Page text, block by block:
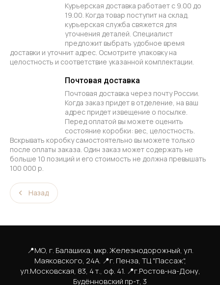
Курьерская доставка работает с 9.00 до
19.00. Когда товар поступит на склад,
курьерская служба свяжется для
уточнения деталей. Специалист
предложит выбрать удобное время
доставки и уточнит адрес. Осмотрите упаковку на
целостность и соответствие указанной комплектации.
Почтовая доставка
Почтовая доставка через почту России.
Когда заказ придет в отделение, на ваш
адрес придет извещение о посылке.
Перед оплатой вы можете оценить
состояние коробки: вес, целостность.
Вскрывать коробку самостоятельно вы можете только
после оплаты заказа. Один заказ может содержать не
больше 10 позиций и его стоимость не должна превышать
100 000 р.
Назад
📍МО, г. Балашиха, мкр. Железнодорожный, ул.
Маяковского, 24А. 📍г. Пенза, ТЦ "Пассаж",
ул.Московская, 83, 4 т., оф. 41. 📍г.Ростов-на-Дону,
Будённовский пр-т, 3